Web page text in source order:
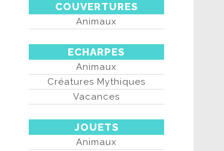
COUVERTURES
Animaux
ECHARPES
Animaux
Créatures Mythiques
Vacances
JOUETS
Animaux